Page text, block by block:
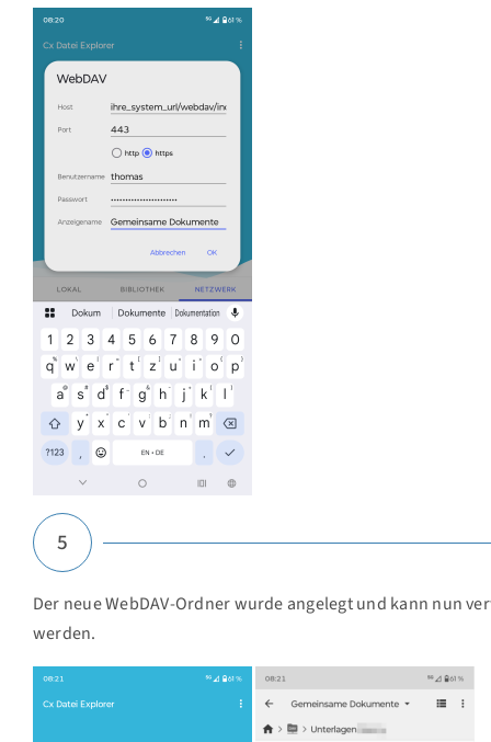
5
Der neue WebDAV-Ordner wurde angelegt und kann nun
werden.